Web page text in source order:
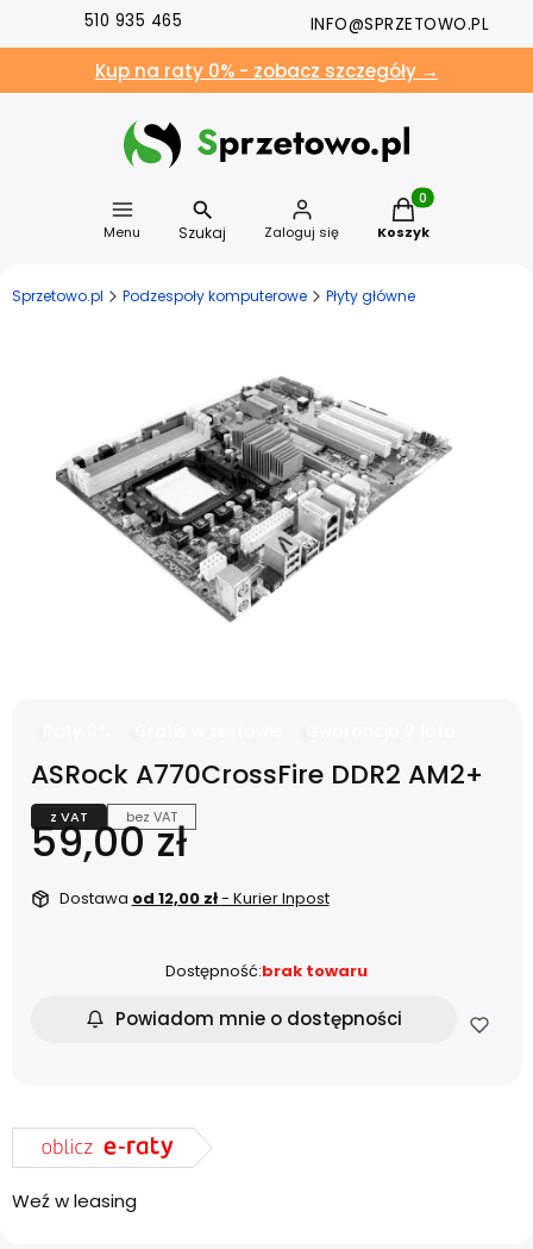
510 935 465 INFO@SPRZETOWO.PL
Kup na raty 0% - zobacz szczegóły →
Menu Szukaj Zaloguj się
Produkty w
Koszyk
Sprzetowo.pl Podzespoły komputerowe Płyty główne
ASRock A770CrossFire DDR2 AM2+
z VAT bez VAT
Cena
59,00 zł
Dostawa od 12,00 zł- Kurier Inpost
Dostępność:brak towaru
Powiadom mnie o dostępności
Weź w leasing